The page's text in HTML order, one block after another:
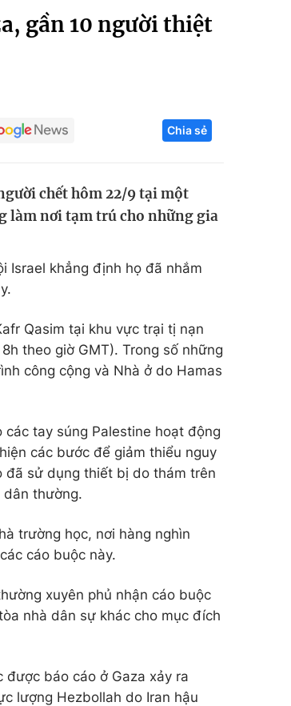
Infographic
Hitech Công nghệ tương lai
Thị trường
gần 10 người thiệt
Chia sẻ
chết hôm 22/9 tại một
làm nơi tạm trú cho những gia
Israel khẳng định họ đã nhắm
Qasim tại khu vực trại tị nạn
theo giờ GMT). Trong số những
công cộng và Nhà ở do Hamas
tay súng Palestine hoạt động
các bước để giảm thiểu nguy
đã sử dụng thiết bị do thám trên
dân thường.
trường học, nơi hàng nghìn
cáo buộc này.
xuyên phủ nhận cáo buộc
nhà dân sự khác cho mục đích
được báo cáo ở Gaza xảy ra
lượng Hezbollah do Iran hậu